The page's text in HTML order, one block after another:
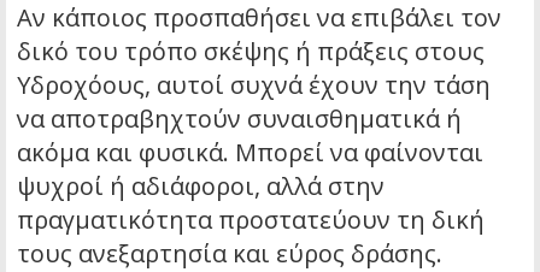
Αν κάποιος προσπαθήσει να επιβάλει τον
δικό του τρόπο σκέψης ή πράξεις στους
Υδροχόους, αυτοί συχνά έχουν την τάση
να αποτραβηχτούν συναισθηματικά ή
ακόμα και φυσικά. Μπορεί να φαίνονται
ψυχροί ή αδιάφοροι, αλλά στην
πραγματικότητα προστατεύουν τη δική
τους ανεξαρτησία και εύρος δράσης.